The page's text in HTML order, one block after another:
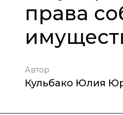
права
Автор
Кульбако Юлия